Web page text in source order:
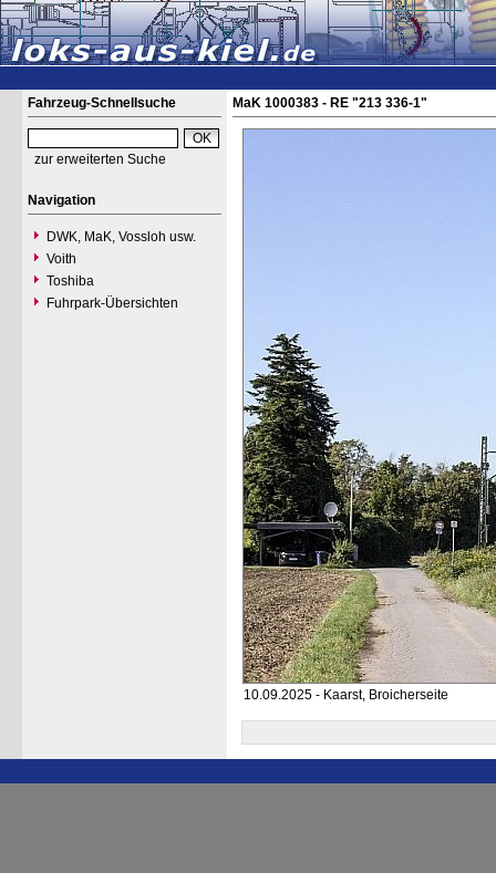
Fahrzeug-Schnellsuche
zur erweiterten Suche
Navigation
DWK, MaK, Vossloh usw.
Voith
Toshiba
Fuhrpark-Übersichten
MaK 1000383 - RE "213 336-1"
10.09.2025 - Kaarst, Broicherseite